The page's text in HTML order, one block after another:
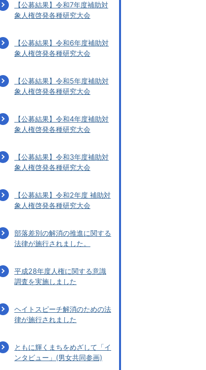
【公募結果】令和7年度補助対
象人権啓発各種研究大会
【公募結果】令和6年度補助対
象人権啓発各種研究大会
【公募結果】令和5年度補助対
象人権啓発各種研究大会
【公募結果】令和4年度補助対
象人権啓発各種研究大会
【公募結果】令和3年度補助対
象人権啓発各種研究大会
【公募結果】令和2年度 補助対
象人権啓発各種研究大会
部落差別の解消の推進に関する
法律が施行されました。
平成28年度人権に関する意識
調査を実施しました
ヘイトスピーチ解消のための法
律が施行されました
ともに輝くまちをめざして「イ
ンタビュー」(男女共同参画)